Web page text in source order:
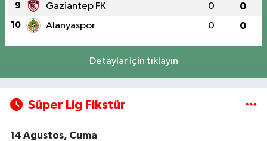
9 Gaziantep FK 0 0
10 Alanyaspor 0 0
Detaylar için tıklayın
Süper Lig Fikstür
14 Ağustos, Cuma